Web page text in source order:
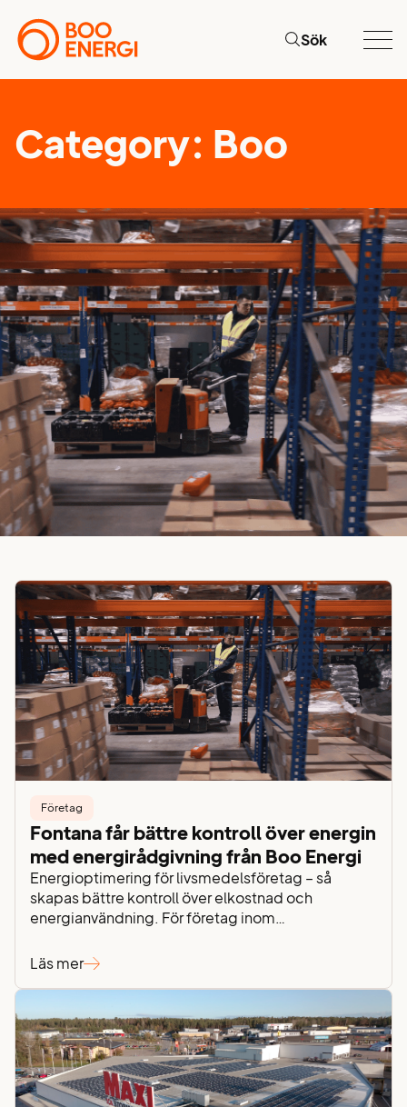
Sök
Category: Boo
Företag
Fontana får bättre kontroll över energin
med energirådgivning från Boo Energi
Energioptimering för livsmedelsföretag – så
skapas bättre kontroll över elkostnad och
energianvändning. För företag inom
av verksamheten. Kyla, lagerhållning och logistik
gör det allt viktigare att ha kontroll över
energiförbrukningen. För Fontana Food AB handlar
energiarbetet…
Läs mer